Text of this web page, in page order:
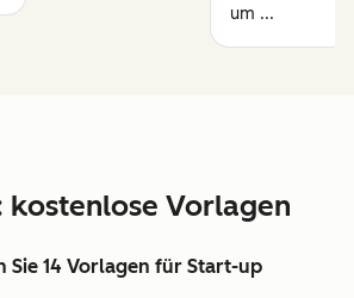
um ...
kostenlose Vorlagen
Sie 14 Vorlagen für Start-up